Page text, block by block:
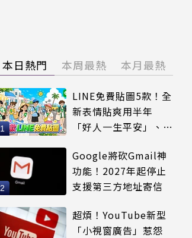
本日熱門 本周最熱 本月最熱
LINE免費貼圖5款！全
新表情貼爽用半年
「好人一生平安」、
Google將砍Gmail神
功能！2027年起停止
支援第三方地址寄信
超煩！YouTube新型
「小視窗廣告」惹怨